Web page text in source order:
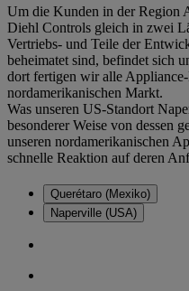
Um die Kunden in der Region
Diehl Controls gleich in zwei
Vertriebs- und Teile der
beheimatet sind, befindet sich
dort fertigen wir alle
nordamerikanischen Markt.
Was unseren US-Standort
besonderer Weise von dessen
unseren nordamerikanischen
schnelle Reaktion auf deren
Querétaro (Mexiko)
Naperville (USA)